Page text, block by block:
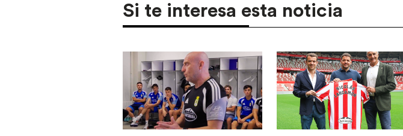
Si te interesa esta noticia